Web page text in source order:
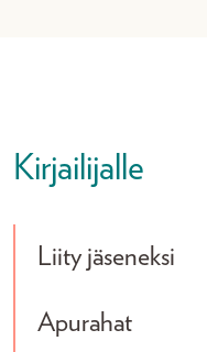
Kirjailijalle
Liity jäseneksi
Apurahat